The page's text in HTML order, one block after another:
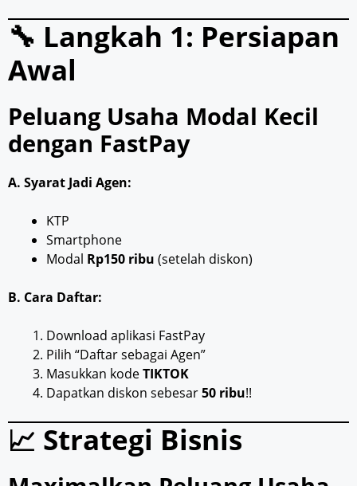
🔧 Langkah 1: Persiapan
Awal
Peluang Usaha Modal Kecil
dengan FastPay
A. Syarat Jadi Agen:
KTP
Smartphone
Modal Rp150 ribu (setelah diskon)
B. Cara Daftar:
Download aplikasi FastPay
Pilih “Daftar sebagai Agen”
Masukkan kodeTIKTOK
Dapatkan diskon sebesar50 ribu!!
📈 Strategi Bisnis